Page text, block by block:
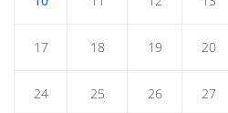
17 18 19 20
24 25 26 27